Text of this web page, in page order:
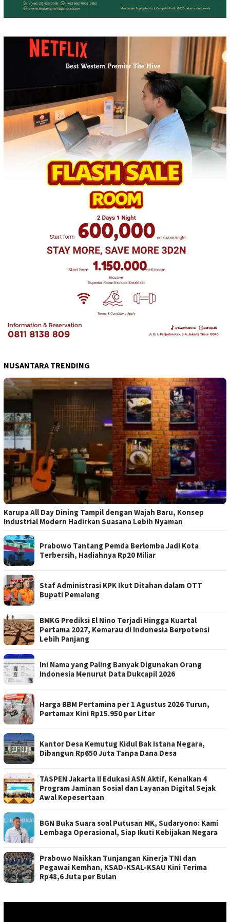
NUSANTARA TRENDING
Karupa All Day Dining Tampil dengan Wajah Baru, Konsep
Industrial Modern Hadirkan Suasana Lebih Nyaman
Prabowo Tantang Pemda Berlomba Jadi Kota
Terbersih, Hadiahnya Rp20 Miliar
Staf Administrasi KPK Ikut Ditahan dalam OTT
Bupati Pemalang
BMKG Prediksi El Nino Terjadi Hingga Kuartal
Pertama 2027, Kemarau di Indonesia Berpotensi
Lebih Panjang
Ini Nama yang Paling Banyak Digunakan Orang
Indonesia Menurut Data Dukcapil 2026
Harga BBM Pertamina per 1 Agustus 2026 Turun,
Pertamax Kini Rp15.950 per Liter
Kantor Desa Kemutug Kidul Bak Istana Negara,
Dibangun Rp650 Juta Tanpa Dana Desa
TASPEN Jakarta II Edukasi ASN Aktif, Kenalkan 4
Program Jaminan Sosial dan Layanan Digital Sejak
Awal Kepesertaan
BGN Buka Suara soal Putusan MK, Sudaryono: Kami
Lembaga Operasional, Siap Ikuti Kebijakan Negara
Prabowo Naikkan Tunjangan Kinerja TNI dan
Pegawai Kemhan, KSAD-KSAL-KSAU Kini Terima
Rp48,6 Juta per Bulan